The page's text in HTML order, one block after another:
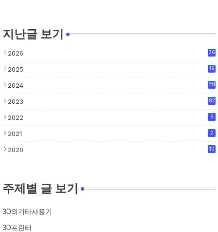
지난글 보기
2026 36
2025 19
2024 211
2023 82
2022 9
2021 2
2020 10
주제별 글 보기
3D외기타사용기
3D프린터